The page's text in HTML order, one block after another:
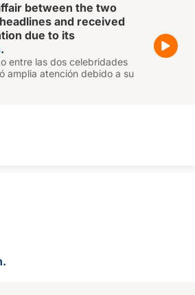
between the two
and received
due to its
.
entre las dos celebridades
amplia atención debido a su